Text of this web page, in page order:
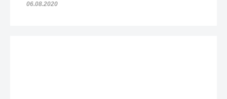
06.08.2020